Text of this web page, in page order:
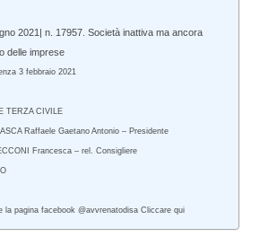
2021| n. 17957. Società inattiva ma ancora
delle imprese
3 febbraio 2021
TERZA CIVILE
Raffaele Gaetano Antonio – Presidente
Francesca – rel. Consigliere
la pagina facebook @avvrenatodisa Cliccare qui